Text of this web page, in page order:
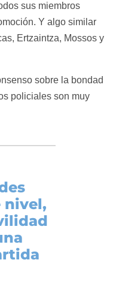
sus miembros
Y algo similar
Ertzaintza, Mossos y
sobre la bondad
policiales son muy
nivel,